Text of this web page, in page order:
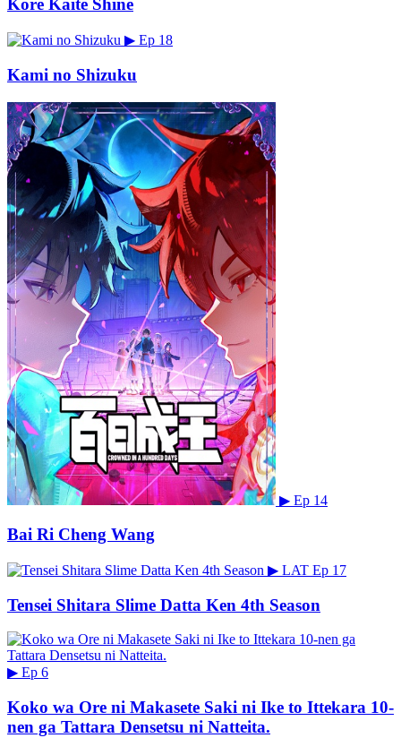
Kore Kaite Shine
▶ Ep 18
Kami no Shizuku
▶ Ep 14
Bai Ri Cheng Wang
▶ LAT Ep 17
Tensei Shitara Slime Datta Ken 4th Season
▶ Ep 6
Koko wa Ore ni Makasete Saki ni Ike to Ittekara 10-
nen ga Tattara Densetsu ni Natteita.